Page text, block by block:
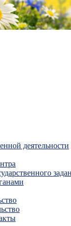
деятельности